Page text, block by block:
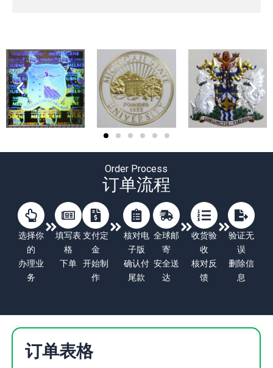
Order Process
订单流程
选择你
的
办理业
务
填写表
格
下单
支付定
金
开始制
作
核对电
子版
确认付
尾款
全球邮
寄
安全送
达
收货验
收
核对反
馈
验证无
误
删除信
息
订单表格